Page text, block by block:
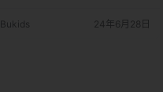
y）中，与推土机、消防车、叉车等
Bukids 24年6月28日